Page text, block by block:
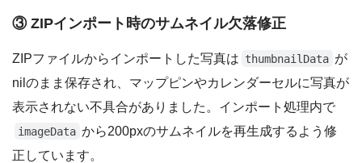
③ ZIPインポート時のサムネイル欠落修正
ZIPファイルからインポートした写真は thumbnailData が
nilのまま保存され、マップピンやカレンダーセルに写真が
表示されない不具合がありました。インポート処理内で
imageData から200pxのサムネイルを再生成するよう修
正しています。